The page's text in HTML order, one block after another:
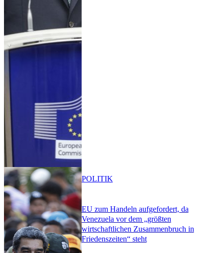
EU zum Handeln aufgefordert, da
Venezuela vor dem „größten
wirtschaftlichen Zusammenbruch in
Friedenszeiten“ steht
POLITIK